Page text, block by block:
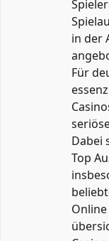
in der
Für
Dabei
Top